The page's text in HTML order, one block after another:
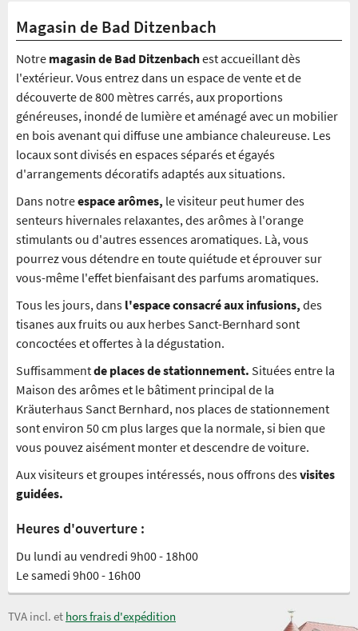
Magasin de Bad Ditzenbach
Notre magasin de Bad Ditzenbachest accueillant dès
l'extérieur. Vous entrez dans un espace de vente et de
découverte de 800 mètres carrés, aux proportions
généreuses, inondé de lumière et aménagé avec un mobilier
en bois avenant qui diffuse une ambiance chaleureuse. Les
locaux sont divisés en espaces séparés et égayés
d'arrangements décoratifs adaptés aux situations.
Dans notreespace arômes, le visiteur peut humer des
senteurs hivernales relaxantes, des arômes à l'orange
stimulants ou d'autres essences aromatiques. Là, vous
pourrez vous détendre en toute quiétude et éprouver sur
vous-même l'effet bienfaisant des parfums aromatiques.
Tous les jours, dans l'espace consacré aux infusions, des
tisanes aux fruits ou aux herbes Sanct-Bernhard sont
concoctées et offertes à la dégustation.
Suffisammentde places de stationnement. Situées entre la
Maison des arômes et le bâtiment principal de la
Kräuterhaus Sanct Bernhard, nos places de stationnement
sont environ 50 cm plus larges que la normale, si bien que
vous pouvez aisément monter et descendre de voiture.
Aux visiteurs et groupes intéressés, nous offrons desvisites
guidées.
Heures d'ouverture :
Du lundi au vendredi 9h00 - 18h00
Le samedi 9h00 - 16h00
TVA incl. et hors frais d'expédition